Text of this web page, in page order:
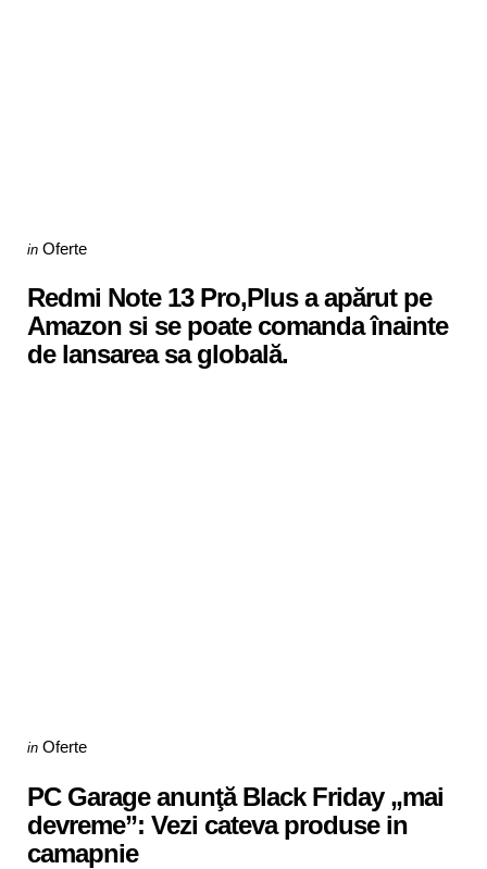
Categories
Posted
in Oferte
Redmi Note 13 Pro,Plus a apărut pe
Amazon si se poate comanda înainte
de lansarea sa globală.
Categories
Posted
in Oferte
PC Garage anunţă Black Friday „mai
devreme”: Vezi cateva produse in
camapnie